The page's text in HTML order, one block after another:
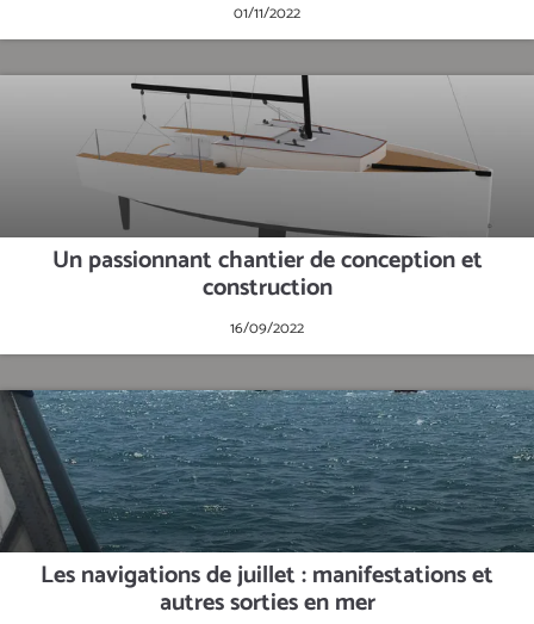
01/11/2022
Un passionnant chantier de conception et
construction
16/09/2022
Les navigations de juillet : manifestations et
autres sorties en mer